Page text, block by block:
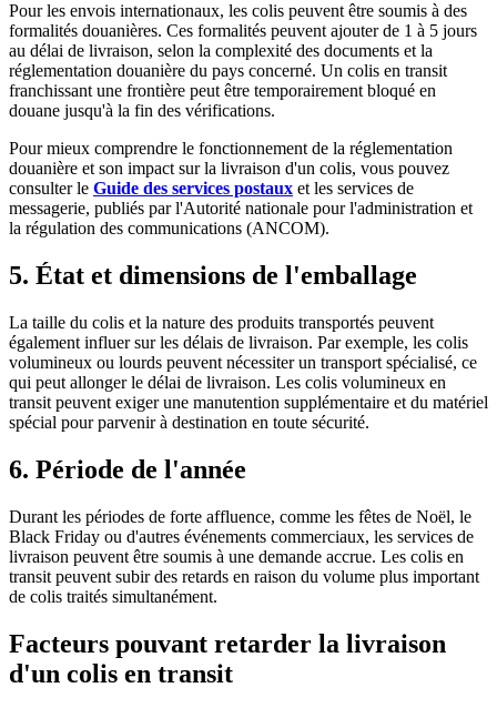
Pour les envois internationaux, les colis peuvent être soumis à des
formalités douanières. Ces formalités peuvent ajouter de 1 à 5 jours
au délai de livraison, selon la complexité des documents et la
réglementation douanière du pays concerné. Un colis en transit
franchissant une frontière peut être temporairement bloqué en
douane jusqu'à la fin des vérifications.
Pour mieux comprendre le fonctionnement de la réglementation
douanière et son impact sur la livraison d'un colis, vous pouvez
consulter le Guide des services postaux et les services de
messagerie, publiés par l'Autorité nationale pour l'administration et
la régulation des communications (ANCOM).
5. État et dimensions de l'emballage
La taille du colis et la nature des produits transportés peuvent
également influer sur les délais de livraison. Par exemple, les colis
volumineux ou lourds peuvent nécessiter un transport spécialisé, ce
qui peut allonger le délai de livraison. Les colis volumineux en
transit peuvent exiger une manutention supplémentaire et du matériel
spécial pour parvenir à destination en toute sécurité.
6. Période de l'année
Durant les périodes de forte affluence, comme les fêtes de Noël, le
Black Friday ou d'autres événements commerciaux, les services de
livraison peuvent être soumis à une demande accrue. Les colis en
transit peuvent subir des retards en raison du volume plus important
de colis traités simultanément.
Facteurs pouvant retarder la livraison
d'un colis en transit